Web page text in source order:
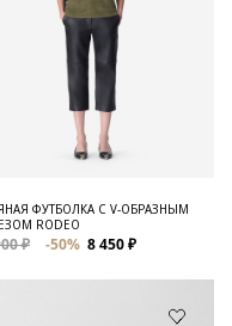
ФУТБОЛКА С V-ОБРАЗНЫМ
RODEO
₽ -50% 8 450 ₽